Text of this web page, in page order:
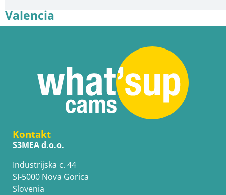
Valencia
Kontakt
S3MEA d.o.o.
Industrijska c. 44
SI-5000 Nova Gorica
Slovenia